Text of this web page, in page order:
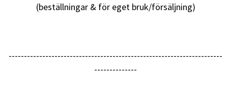
(beställningar & för eget bruk/försäljning)
----------------------------------------------------------------------
--------------